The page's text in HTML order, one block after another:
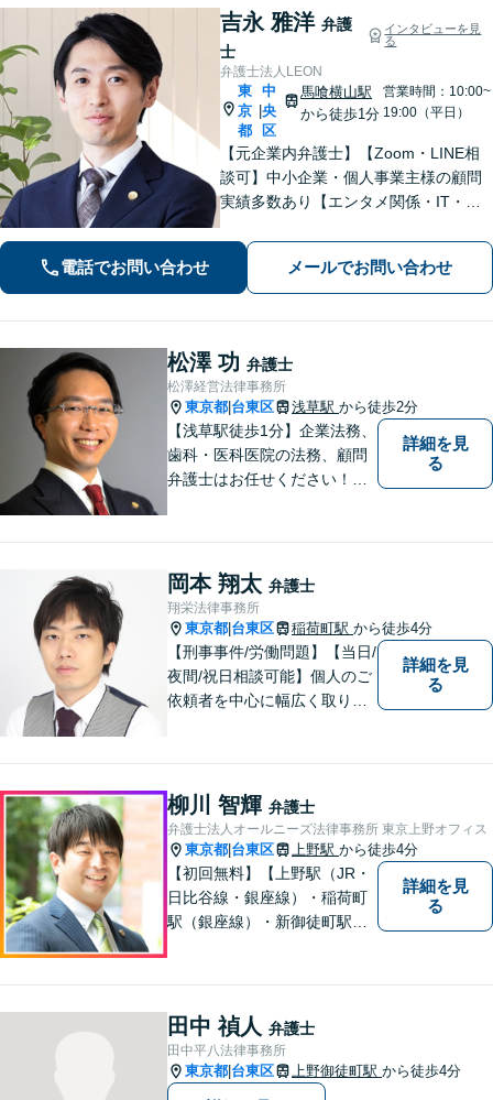
吉永 雅洋 弁護
士
インタビューを見
る
弁護士法人LEON
東
京
都
|
中
央
区
馬喰横山駅
から徒歩1分
営業時間：10:00~
19:00（平日）
【元企業内弁護士】【Zoom・LINE相
談可】中小企業・個人事業主様の顧問
実績多数あり【エンタメ関係・IT・知
著作権侵害などは早期相談を！信頼関
係を大切に、迅速かつ誠実に対応【初
回相談30分無料│柔軟な費用体系】
電話でお問い合わせ メールでお問い合わせ
松澤 功 弁護士
松澤経営法律事務所
東京都 台東区 浅草駅 から徒歩2分
【浅草駅徒歩1分】企業法務、
歯科・医科医院の法務、顧問
弁護士はお任せください！労
詳細を見
る
岡本 翔太 弁護士
翔栄法律事務所
東京都 台東区 稲荷町駅 から徒歩4分
【刑事事件/労働問題】【当日/
夜間/祝日相談可能】個人のご
依頼者を中心に幅広く取り扱
詳細を見
る
柳川 智輝 弁護士
弁護士法人オールニーズ法律事務所 東京上野オフィス
東京都 台東区 上野駅 から徒歩4分
【初回無料】【上野駅（JR・
日比谷線・銀座線）・稲荷町
駅（銀座線）・新御徒町駅
様に寄り添い、意志を尊重し
つつ、冷静的確なアドバイス
で納得できる解決を目指しま
す【夜間対応可】
詳細を見
る
田中 禎人 弁護士
田中平八法律事務所
東京都 台東区 上野御徒町駅 から徒歩4分